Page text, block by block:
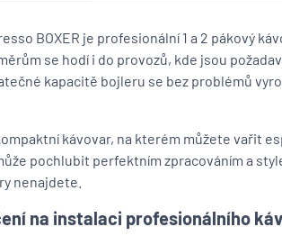
BOXER je profesionální 1 a 2 pákový
se hodí i do provozů, kde jsou
kapacitě bojleru se bez problémů
kávovar, na kterém můžete vařit
pochlubit perfektním zpracováním a
nenajdete.
na instalaci profesionálního